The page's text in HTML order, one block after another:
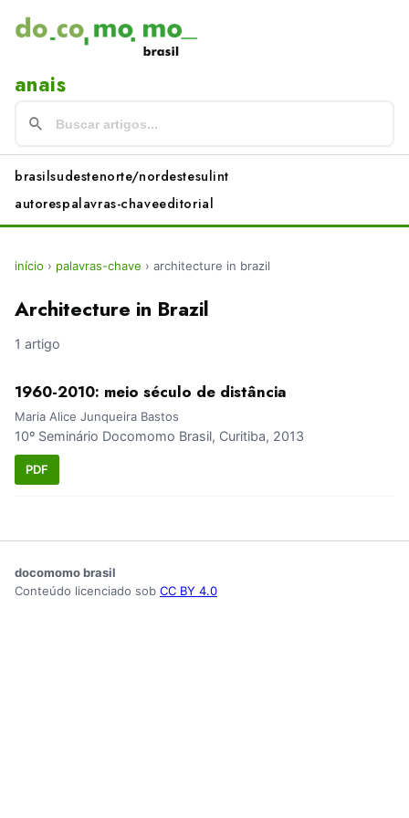
anais
brasilsudestenorte/nordestesulint
autorespalavras-chaveeditorial
início › palavras-chave › architecture in brazil
Architecture in Brazil
1 artigo
1960-2010: meio século de distância
Maria Alice Junqueira Bastos
10º Seminário Docomomo Brasil, Curitiba, 2013
PDF
docomomo brasil
Conteúdo licenciado sob CC BY 4.0